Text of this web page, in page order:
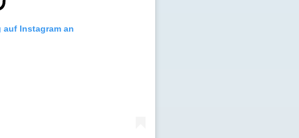
auf Instagram an